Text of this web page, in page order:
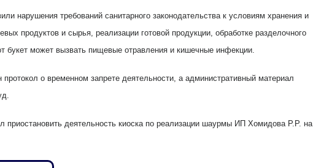
нарушения требований санитарного законодательства к условиям хранения и
продуктов и сырья, реализации готовой продукции, обработке разделочного
букет может вызвать пищевые отравления и кишечные инфекции.
протокол о временном запрете деятельности, а административный материал
приостановить деятельность киоска по реализации шаурмы ИП Хомидова P.P. на